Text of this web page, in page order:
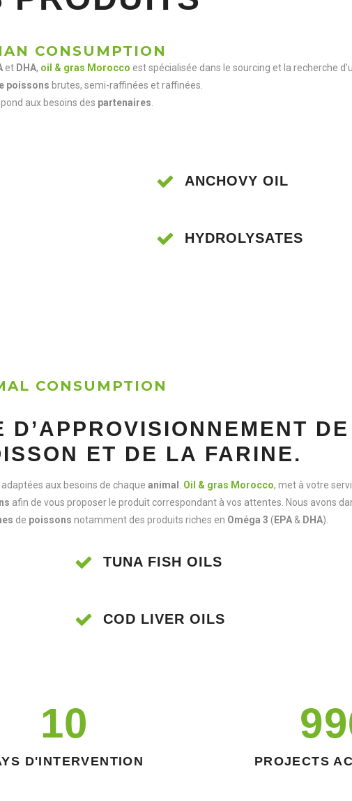
CONSUMPTION
et DHA, oil & gras Morocco est spécialisée dans le sourcing et la recherche
poissons brutes, semi-raffinées et raffinées.
aux besoins des partenaires.
ANCHOVY OIL
HYDROLYSATES
CONSUMPTION
D’APPROVISIONNEMENT DE
ET DE LA FARINE.
aux besoins de chaque animal . Oil & gras Morocco, met à votre
afin de vous proposer le produit correspondant à vos attentes. Nous avons
de poissons notamment des produits riches en Oméga 3 ( EPA& DHA).
TUNA FISH OILS
COD LIVER OILS
10
D'INTERVENTION PROJECTS